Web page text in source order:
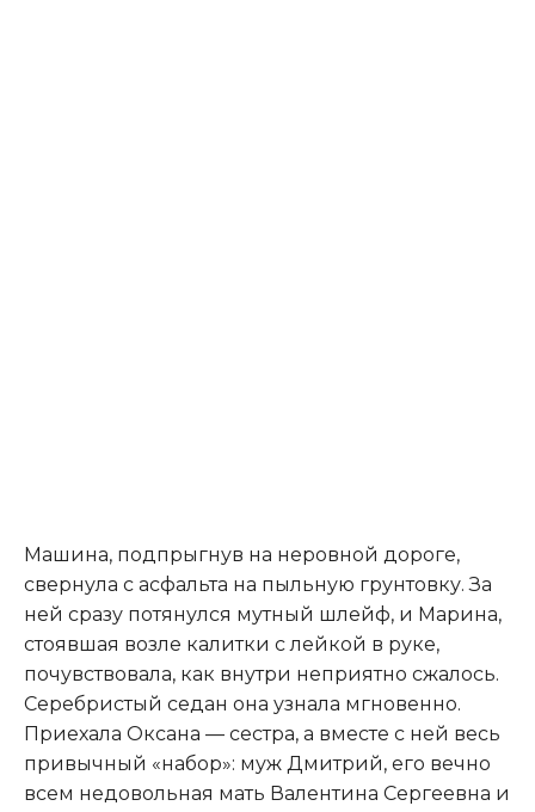
Машина, подпрыгнув на неровной дороге,
свернула с асфальта на пыльную грунтовку. За
ней сразу потянулся мутный шлейф, и Марина,
стоявшая возле калитки с лейкой в руке,
почувствовала, как внутри неприятно сжалось.
Серебристый седан она узнала мгновенно.
Приехала Оксана — сестра, а вместе с ней весь
привычный «набор»: муж Дмитрий, его вечно
всем недовольная мать Валентина Сергеевна и